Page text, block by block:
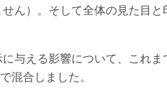
ん）。そして全体の見た目
与える影響について、これ
混合しました。